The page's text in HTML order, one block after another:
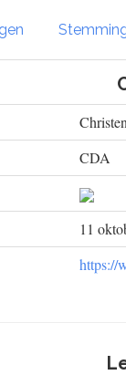
CDA
11
https://